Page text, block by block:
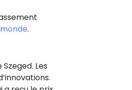
.
Les